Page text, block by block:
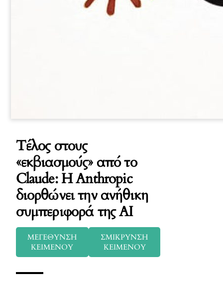
Τέλος στους
«εκβιασμούς» από το
Claude: Η Anthropic
διορθώνει την ανήθικη
συμπεριφορά της AI
ΜΕΓΕΘΥΝΣΗ
ΚΕΙΜΕΝΟΥ
ΣΜΙΚΡΥΝΣΗ
ΚΕΙΜΕΝΟΥ